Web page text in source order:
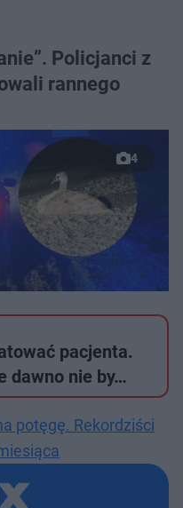
Policjanci z
rannego
4
pacjenta.
dawno nie by…
potęgę. Rekordziści